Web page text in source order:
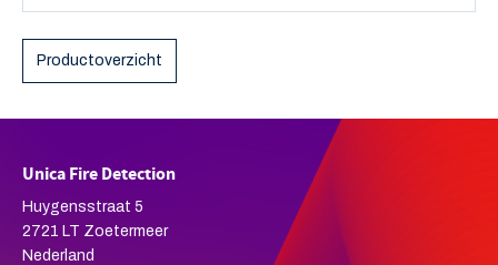
Productoverzicht
Unica Fire Detection
Huygensstraat 5
2721 LT Zoetermeer
Nederland